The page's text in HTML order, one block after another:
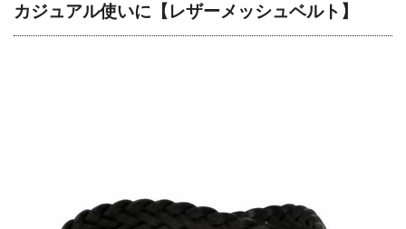
カジュアル使いに【レザーメッシュベルト】